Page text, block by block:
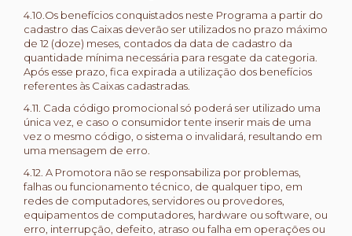
4.10.Os benefícios conquistados neste Programa a partir do
cadastro das Caixas deverão ser utilizados no prazo máximo
de 12 (doze) meses, contados da data de cadastro da
quantidade mínima necessária para resgate da categoria.
Após esse prazo, fica expirada a utilização dos benefícios
referentes às Caixas cadastradas.
4.11. Cada código promocional só poderá ser utilizado uma
única vez, e caso o consumidor tente inserir mais de uma
vez o mesmo código, o sistema o invalidará, resultando em
uma mensagem de erro.
4.12. A Promotora não se responsabiliza por problemas,
falhas ou funcionamento técnico, de qualquer tipo, em
redes de computadores, servidores ou provedores,
equipamentos de computadores, hardware ou software, ou
erro, interrupção, defeito, atraso ou falha em operações ou